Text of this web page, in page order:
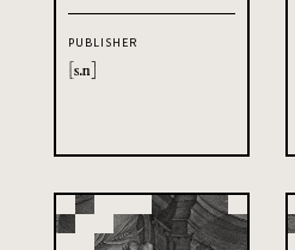
PUBLISHER
[s.n]